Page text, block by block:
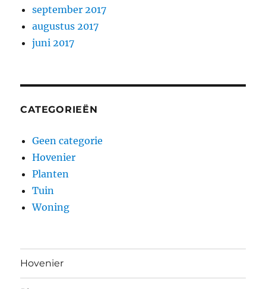
september 2017
augustus 2017
juni 2017
CATEGORIEËN
Geen categorie
Hovenier
Planten
Tuin
Woning
Hovenier